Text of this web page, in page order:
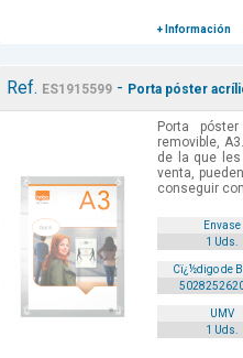
+ Información
Ref. ES1915599 - Porta póster
Porta
removible,
de la que
venta,
conseguir
Envase
1 Uds.
Cï¿½digo de
UMV
1 Uds.